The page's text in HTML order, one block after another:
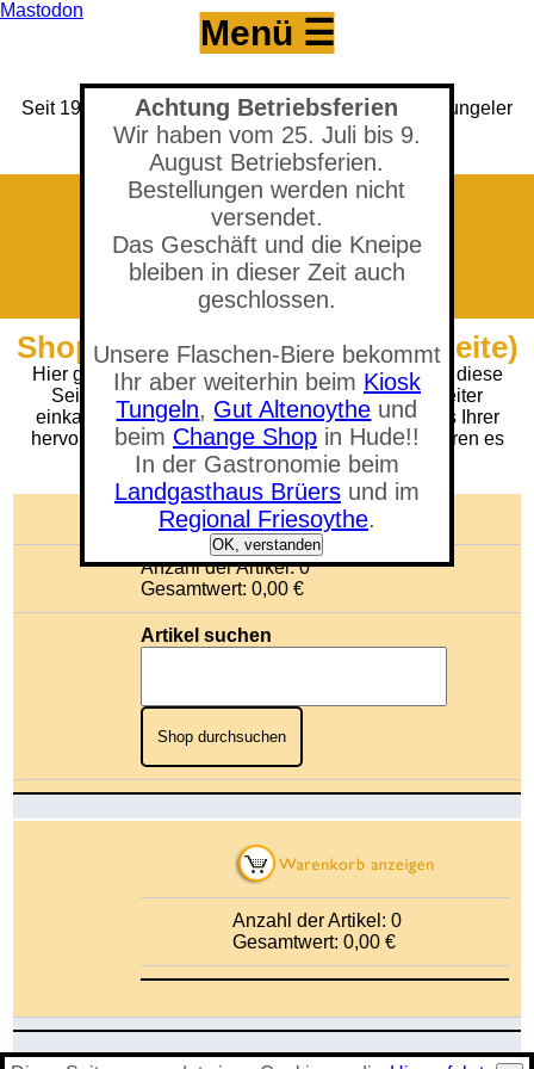
Achtung Betriebsferien
Wir haben vom 25. Juli bis 9.
August Betriebsferien.
Bestellungen werden nicht
versendet.
Das Geschäft und die Kneipe
bleiben in dieser Zeit auch
geschlossen.
Unsere Flaschen-Biere bekommt
Ihr aber weiterhin beim Kiosk
Tungeln, Gut Altenoythe und
beim Change Shopin Hude!!
In der Gastronomie beim
Landgasthaus Brüersund im
Regional Friesoythe.
OK, verstanden
Mastodon
Seit 1993 Versandhandel für den Hobbybrauer & Tungeler
Brauerei seit 2017
(Neuer) Tungeler Krug seit 1903
Menü ☰
Shop - Bierpause (404 Fehlerseite)
Hier gab es wohl einen Fehler. Tut uns Leid, denn diese
Seite gibt es (gerade) nicht. Sie können aber weiter
einkaufen, oder Sie trinken erst mal in Ruhe eines Ihrer
hervorragenden selbstgebrauten Biere und probieren es
dann nochmal.
🛒 Warenkorb anzeigen
Anzahl der Artikel: 0
Gesamtwert: 0,00 €
Artikel suchen
Shop durchsuchen
Anzahl der Artikel: 0
Gesamtwert: 0,00 €